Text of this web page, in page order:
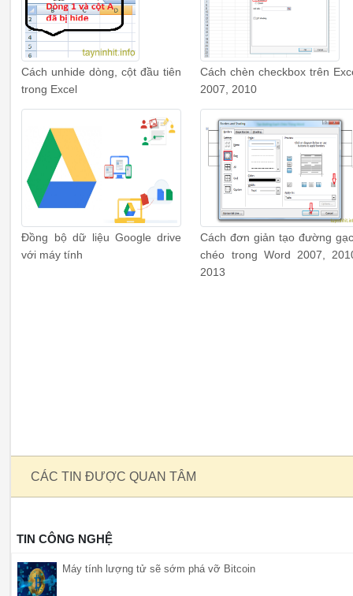
Cách unhide dòng, cột đầu tiên
trong Excel
Cách chèn checkbox trên
2007, 2010
Đồng bộ dữ liệu Google drive
với máy tính
Cách đơn giản tạo đường
chéo trong Word 2007,
2013
CÁC TIN ĐƯỢC QUAN TÂM
TIN CÔNG NGHỆ
Máy tính lượng tử sẽ sớm phá vỡ Bitcoin